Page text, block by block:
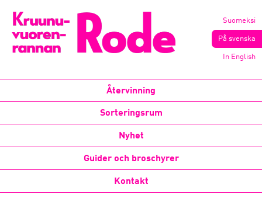
Suomeksi
På svenska
In English
Återvinning
Sorteringsrum
Nyhet
Guider och broschyrer
Kontakt